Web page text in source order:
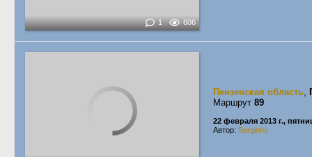
1 606
Пензенская область,
Маршрут 89
22 февраля 2013 г.,
Автор: Serginho